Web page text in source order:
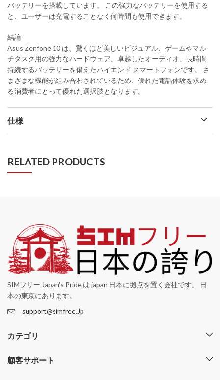
バッテリーを搭載しています。 この強力なバッテリーを使用する
と、ユーザーは充電することなく何時間も使用できます。
結論
Asus Zenfone 10 は、驚くほど美しいビジュアル、ゲームやマル
チタスク用の強力なハードウェア、卓越したオーディオ、長時間
持続するバッテリーを備えたハイエンド スマートフォンです。 さ
まざまな機能が組み合わされているため、優れた電話体験を求め
る消費者にとって優れた選択肢となります。
仕様
RELATED PRODUCTS
SIMフリー Japan's Pride は japan 日本に拠点を置く会社です。 日
本の東京にあります。
support@simfree.Jp
カテゴリ
顧客サポート